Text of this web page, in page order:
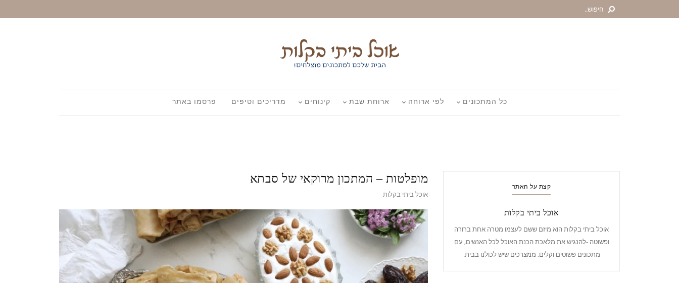
כל המתכונים לפי ארוחה ארוחת שבת קינוחים מדריכים וטיפים פרסמו באתר
מופלטות – המתכון מרוקאי של סבתא
אוכל ביתי בקלות
קצת על האתר
אוכל ביתי בקלות
אוכל ביתי בקלות הוא מיזם ששם לעצמו מטרה אחת ברורה
ופשוטה -להנגיש את מלאכת הכנת האוכל לכל האנשים, עם
מתכונים פשוטים וקלים, ממצרכים שיש לכולנו בבית.